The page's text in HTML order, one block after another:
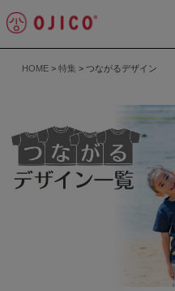
HOME 特集 つながるデザイン